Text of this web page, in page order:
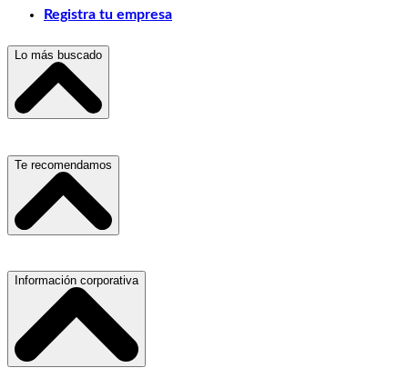
Registra tu empresa
Lo más buscado
Escuelas, Institutos y Universidades
Hospitales, Sanatorios y Clínicas
Refacciones y Accesorios para Automóviles
Materiales para Construcción
Laboratorios de Diagnóstico Clínico
Ferreterías
Te recomendamos
Servicio de Grúas
Médicos Oculistas y Oftalmólogos
Ferreterías
Información corporativa